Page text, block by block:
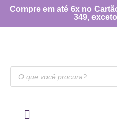
Compre em até 6x no
349,